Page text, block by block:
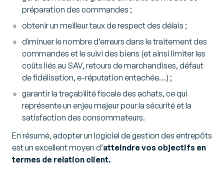
préparation des commandes ;
obtenir un meilleur taux de respect des délais ;
diminuer le nombre d’erreurs dans le traitement des
commandes et le suivi des biens (et ainsi limiter les
coûts liés au SAV, retours de marchandises, défaut
de fidélisation, e-réputation entachée…) ;
garantir la traçabilité fiscale des achats, ce qui
représente un enjeu majeur pour la sécurité et la
satisfaction des consommateurs.
En résumé, adopter un logiciel de gestion des entrepôts
est un excellent moyen d’atteindre vos objectifs en
termes de relation client.